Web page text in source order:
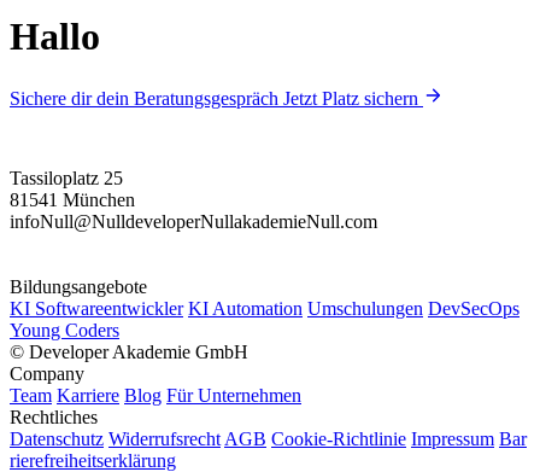
tHallo
Sichere dir dein Beratungsgespräch Jetzt Platz sichern
Tassiloplatz 25
81541 München
infoNull@NulldeveloperNullakademieNull.com
Bildungsangebote
KI Softwareentwickler KI Automation Umschulungen DevSecOps
Young Coders
© Developer Akademie GmbH
Company
Team Karriere Blog Für Unternehmen
Rechtliches
Datenschutz Widerrufsrecht AGB Cookie-Richtlinie Impressum Bar
rierefreiheitserklärung